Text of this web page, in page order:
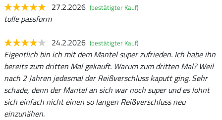
27.2.2026 (bestätigter Kauf)
tolle passform
24.2.2026 (bestätigter Kauf)
Eigentlich bin ich mit dem Mantel super zufrieden. Ich habe ihn
bereits zum dritten Mal gekauft. Warum zum dritten Mal? Weil
nach 2 Jahren jedesmal der Reißverschluss kaputt ging. Sehr
schade, denn der Mantel an sich war noch super und es lohnt
sich einfach nicht einen so langen Reißverschluss neu
einzunähen.